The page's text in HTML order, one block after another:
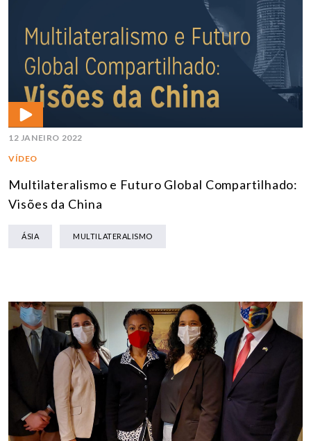
12 JANEIRO 2022
VÍDEO
Multilateralismo e Futuro Global Compartilhado:
Visões da China
ÁSIA MULTILATERALISMO